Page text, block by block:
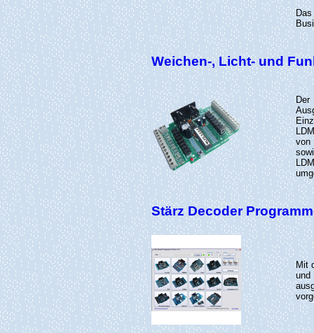
Weichen-, Licht- und
Der
von
Stärz Decoder
Mit
und